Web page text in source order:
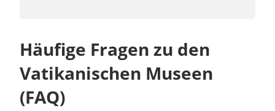
Häufige Fragen zu den
Vatikanischen Museen
(FAQ)